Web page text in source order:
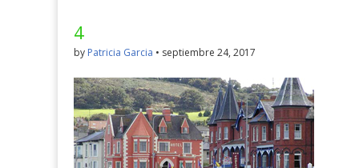
4
by Patricia Garcia • septiembre 24, 2017